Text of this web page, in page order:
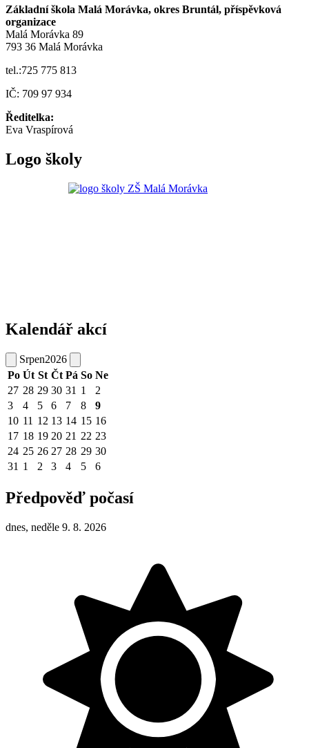
Základní škola Malá Morávka, okres Bruntál, příspěvková
organizace
Malá Morávka 89
793 36 Malá Morávka
tel.:725 775 813
IČ: 709 97 934
Ředitelka:
Eva Vraspírová
Logo školy
Kalendář akcí
Srpen2026
Po Út St Čt Pá So Ne
27 28 29 30 31 1
2
3
4 5 6 7 8
9
10 11 12 13 14 15 16
17 18 19 20 21 22 23
24 25 26 27 28 29 30
31 1 2 3 4 5 6
Předpověď počasí
dnes, neděle 9. 8. 2026